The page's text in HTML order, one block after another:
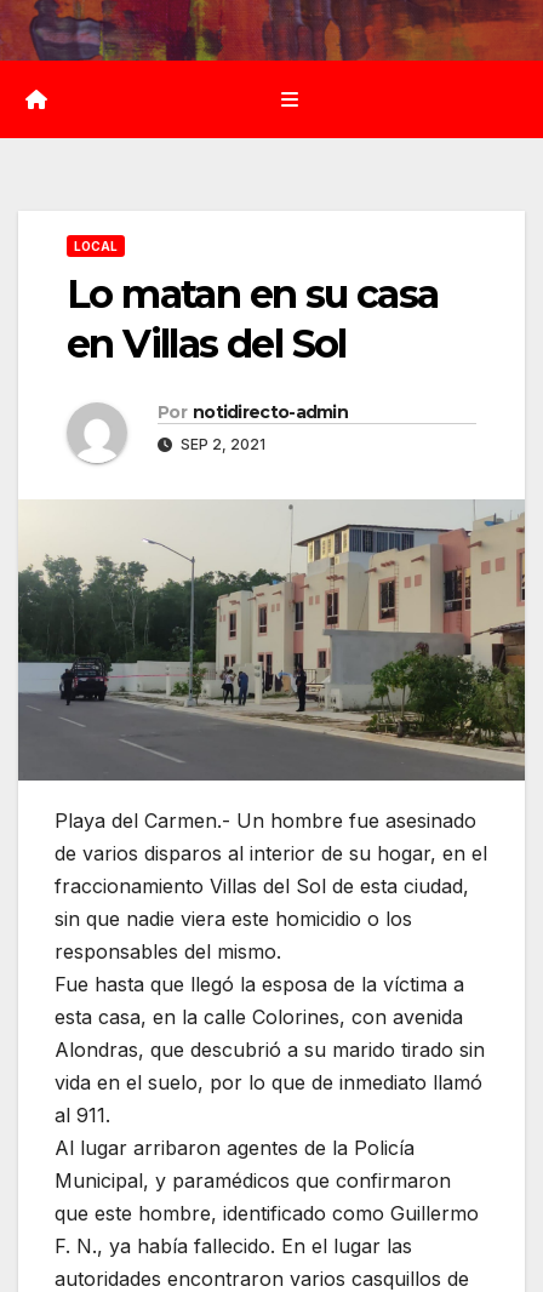
Saltar
al
contenido
LOCAL
Lo matan en su casa
en Villas del Sol
Por notidirecto-admin
SEP 2, 2021
Playa del Carmen.- Un hombre fue asesinado
de varios disparos al interior de su hogar, en el
fraccionamiento Villas del Sol de esta ciudad,
sin que nadie viera este homicidio o los
responsables del mismo.
Fue hasta que llegó la esposa de la víctima a
esta casa, en la calle Colorines, con avenida
Alondras, que descubrió a su marido tirado sin
vida en el suelo, por lo que de inmediato llamó
al 911.
Al lugar arribaron agentes de la Policía
Municipal, y paramédicos que confirmaron
que este hombre, identificado como Guillermo
F. N., ya había fallecido. En el lugar las
autoridades encontraron varios casquillos de